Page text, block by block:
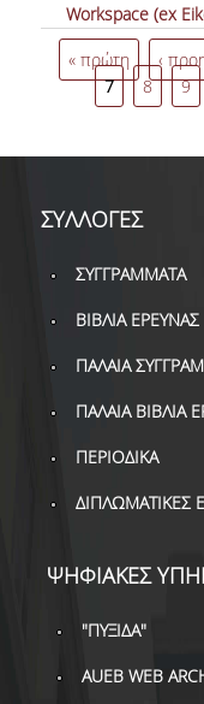
Workspace (ex
Σελίδες
« πρώτη ‹
7
8 9
ΣΥΛΛΟΓΕΣ
ΣΥΓΓΡΑΜΜΑΤΑ
ΒΙΒΛΙΑ ΕΡΕΥΝΑΣ
ΠΑΛΑΙΑ
ΠΑΛΑΙΑ ΒΙΒΛΙΑ
ΠΕΡΙΟΔΙΚΑ
ΔΙΠΛΩΜΑΤΙΚΕΣ
ΨΗΦΙΑΚΕΣ
"ΠΥΞΙΔΑ"
AUEB WEB